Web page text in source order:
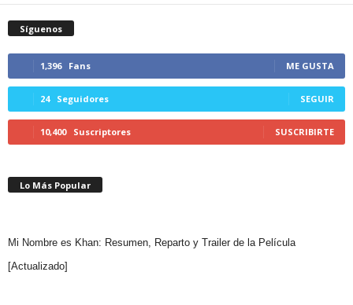
Síguenos
1,396 Fans ME GUSTA
24 Seguidores SEGUIR
10,400 Suscriptores SUSCRIBIRTE
Lo Más Popular
Mi Nombre es Khan: Resumen, Reparto y Trailer de la Película
[Actualizado]